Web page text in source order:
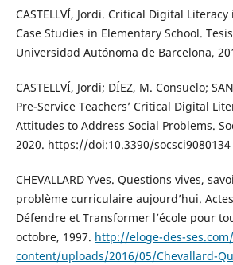
CASTELLVÍ, Jordi. Critical Digital
Case Studies in Elementary School.
Universidad Autónoma de Barcelona,
CASTELLVÍ, Jordi; DÍEZ, M. Consuelo;
Pre-Service Teachers’ Critical Digital
Attitudes to Address Social Problems.
2020. https://doi:10.3390/socsci9080134
CHEVALLARD Yves. Questions vives,
problème curriculaire aujourd’hui.
Défendre et Transformer l’école pour
octobre, 1997. http://eloge-des-
content/uploads/2016/05/Chevallard-